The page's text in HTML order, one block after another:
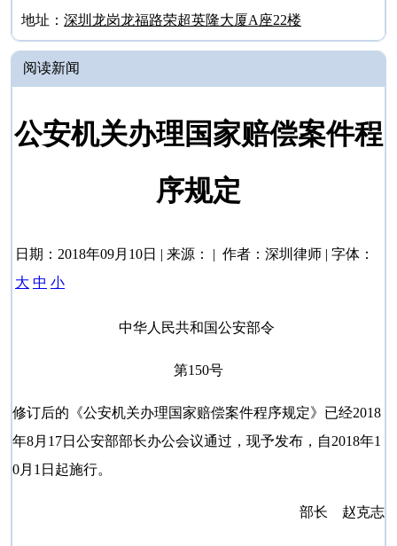
地址： 深圳龙岗龙福路荣超英隆大厦A座22楼
阅读新闻
公安机关办理国家赔偿案件程
序规定
日期：2018年09月10日 | 来源： | 作者：深圳律师 | 字体：
大 中 小
中华人民共和国公安部令
第150号
修订后的《公安机关办理国家赔偿案件程序规定》已经2018
年8月17日公安部部长办公会议通过，现予发布，自2018年1
0月1日起施行。
部长 赵克志